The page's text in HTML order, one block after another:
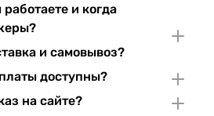
и когда
и самовывоз?
доступны?
на сайте?